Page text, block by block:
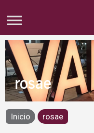
rosae
Inicio rosae